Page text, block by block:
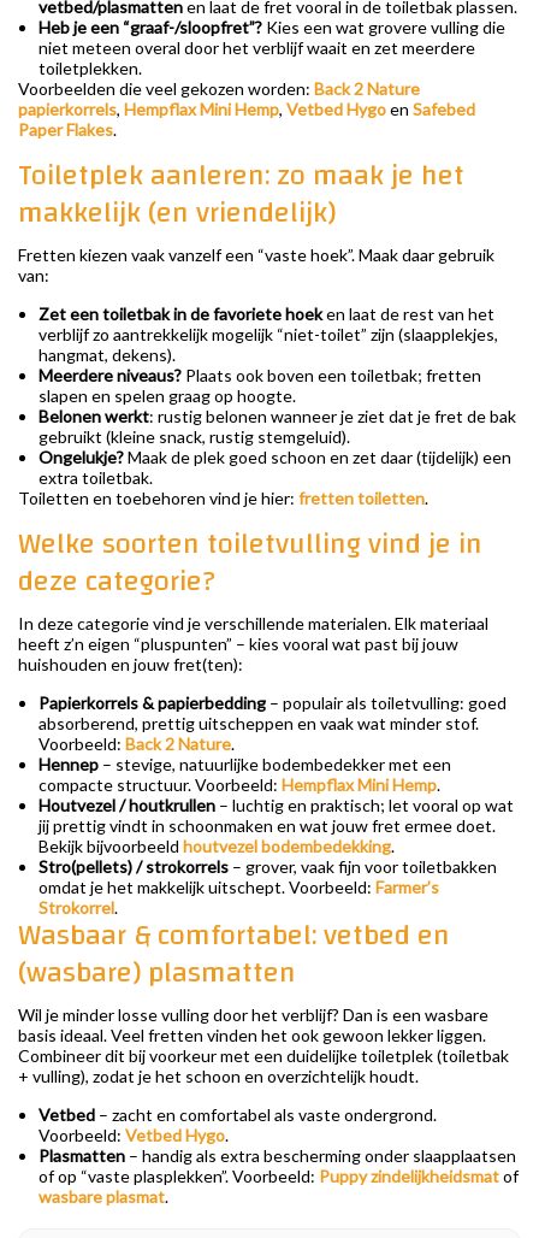
vetbed/plasmattenen laat de fret vooral in de toiletbak plassen.
Heb je een “graaf-/sloopfret”? Kies een wat grovere vulling die
niet meteen overal door het verblijf waait en zet meerdere
toiletplekken.
Voorbeelden die veel gekozen worden: Back 2 Nature
papierkorrels, Hempflax Mini Hemp, Vetbed Hygoen Safebed
Paper Flakes.
Toiletplek aanleren: zo maak je het
makkelijk (en vriendelijk)
Fretten kiezen vaak vanzelf een “vaste hoek”. Maak daar gebruik
van:
Zet een toiletbak in de favoriete hoeken laat de rest van het
verblijf zo aantrekkelijk mogelijk “niet-toilet” zijn (slaapplekjes,
hangmat, dekens).
Meerdere niveaus? Plaats ook boven een toiletbak; fretten
slapen en spelen graag op hoogte.
Belonen werkt: rustig belonen wanneer je ziet dat je fret de bak
gebruikt (kleine snack, rustig stemgeluid).
Ongelukje?Maak de plek goed schoon en zet daar (tijdelijk) een
extra toiletbak.
Toiletten en toebehoren vind je hier: fretten toiletten.
Welke soorten toiletvulling vind je in
deze categorie?
In deze categorie vind je verschillende materialen. Elk materiaal
heeft z’n eigen “pluspunten” – kies vooral wat past bij jouw
huishouden en jouw fret(ten):
Papierkorrels & papierbedding – populair als toiletvulling: goed
absorberend, prettig uitscheppen en vaak wat minder stof.
Voorbeeld: Back 2 Nature.
Hennep – stevige, natuurlijke bodembedekker met een
compacte structuur. Voorbeeld: Hempflax Mini Hemp.
Houtvezel / houtkrullen – luchtig en praktisch; let vooral op wat
jij prettig vindt in schoonmaken en wat jouw fret ermee doet.
Bekijk bijvoorbeeld houtvezel bodembedekking.
Stro(pellets) / strokorrels – grover, vaak fijn voor toiletbakken
omdat je het makkelijk uitschept. Voorbeeld: Farmer’s
Strokorrel.
Wasbaar & comfortabel: vetbed en
(wasbare) plasmatten
Wil je minder losse vulling door het verblijf? Dan is een wasbare
basis ideaal. Veel fretten vinden het ook gewoon lekker liggen.
Combineer dit bij voorkeur met een duidelijke toiletplek (toiletbak
+ vulling), zodat je het schoon en overzichtelijk houdt.
Vetbed – zacht en comfortabel als vaste ondergrond.
Voorbeeld: Vetbed Hygo.
Plasmatten – handig als extra bescherming onder slaapplaatsen
of op “vaste plasplekken”. Voorbeeld: Puppy zindelijkheidsmatof
wasbare plasmat.